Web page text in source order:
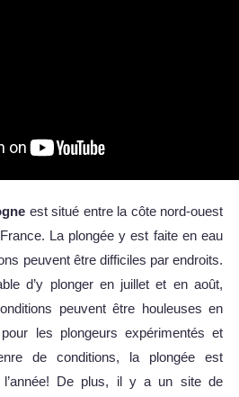
est situé entre la côte nord-ouest
La plongée y est faite en eau
peuvent être difficiles par endroits.
d’y plonger en juillet et en août,
peuvent être houleuses en
les plongeurs expérimentés et
de conditions, la plongée est
l’année! De plus, il y a un site de